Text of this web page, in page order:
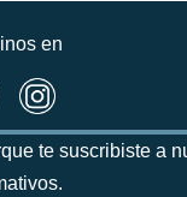
en
te suscribiste a